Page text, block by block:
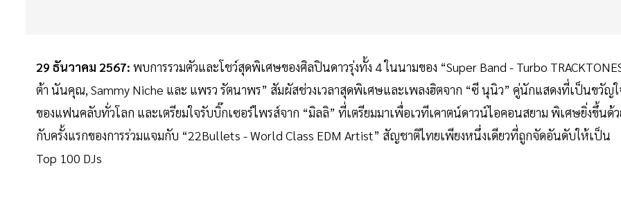
29 ธันวาคม 2567: พบการรวมตัวและโชว์สุดพิเศษของศิลปินดาวรุ่งทั้ง 4 ในนามของ “Super Band - Turbo
ต้า นันคุณ, Sammy Niche และ แพรว รัตนาพร” สัมผัสช่วงเวลาสุดพิเศษและเพลงฮิตจาก “ซี นุนิว” คู่นักแสดงที่เป็นขวัญ
ของแฟนคลับทั่วโลก และเตรียมใจรับบิ๊กเซอร์ไพรส์จาก “มิลลิ” ที่เตรียมมาเพื่อเวทีเคาตน์ดาวน์ไอคอนสยาม พิเศษยิ่งขึ้นด้
กับครั้งแรกของการร่วมแจมกับ “22Bullets - World Class EDM Artist” สัญชาติไทยเพียงหนึ่งเดียวที่ถูกจัดอันดับให้เป็น
Top 100 DJs